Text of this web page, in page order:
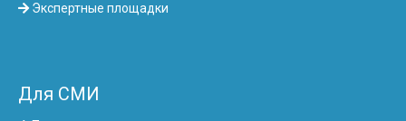
Экспертные площадки
Для СМИ